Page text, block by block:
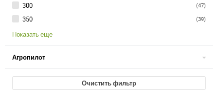
300 (47)
350 (39)
Показать еще
Агропилот
Очистить фильтр